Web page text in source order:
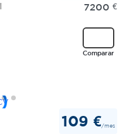
7200 €
Comparar
109 €/mes